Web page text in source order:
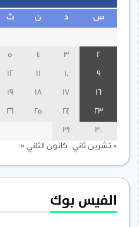
س ن ث
3
16
17
18
19
23
24
25
26
30
31
« تشرين ثاني كانون الثاني »
الفيس بوك